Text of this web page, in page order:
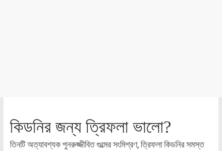
কিডনির জন্য ত্রিফলা ভালো?
তিনটি অত্যাবশ্যক পুনরুজ্জীবিত গুল্মের সংমিশ্রণ, ত্রিফলা কিডনির সমস্ত